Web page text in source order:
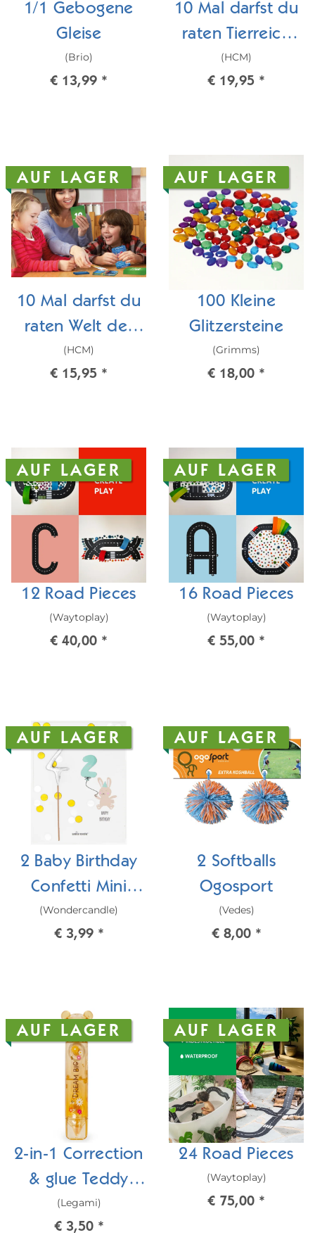
1/1 Gebogene
Gleise
(Brio)
€ 13,99 *
10 Mal darfst du
raten Tierreich
Junior
(HCM)
€ 19,95 *
AUF LAGER
10 Mal darfst du
raten Welt der
Tiere
(HCM)
€ 15,95 *
AUF LAGER
100 Kleine
Glitzersteine
(Grimms)
€ 18,00 *
AUF LAGER
12 Road Pieces
(Waytoplay)
€ 40,00 *
AUF LAGER
16 Road Pieces
(Waytoplay)
€ 55,00 *
AUF LAGER
2 Baby Birthday
Confetti Mini
Wondercard
(Wondercandle)
€ 3,99 *
AUF LAGER
2 Softballs
Ogosport
(Vedes)
€ 8,00 *
AUF LAGER
2-in-1 Correction
& glue Teddy
Bear
(Legami)
€ 3,50 *
AUF LAGER
24 Road Pieces
(Waytoplay)
€ 75,00 *